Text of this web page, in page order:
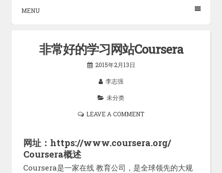
MENU
非常好的学习网站Coursera
2015年2月13日
李志强
未分类
LEAVE A COMMENT
网址：https://www.coursera.org/
Coursera概述
Coursera是一家在线 教育公司，是全球领先的大规